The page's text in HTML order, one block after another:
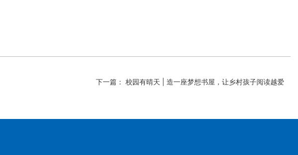
下一篇： 校园有晴天 | 造一座梦想书屋，让乡村孩子阅读越爱